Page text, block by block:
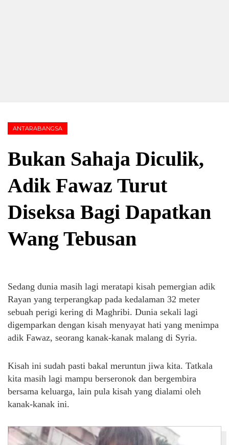
ANTARABANGSA
Bukan Sahaja Diculik,
Adik Fawaz Turut
Diseksa Bagi Dapatkan
Wang Tebusan
Sedang dunia masih lagi meratapi kisah pemergian adik
Rayan yang terperangkap pada kedalaman 32 meter
sebuah perigi kering di Maghribi. Dunia sekali lagi
digemparkan dengan kisah menyayat hati yang menimpa
adik Fawaz, seorang kanak-kanak malang di Syria.
Kisah ini sudah pasti bakal meruntun jiwa kita. Tatkala
kita masih lagi mampu berseronok dan bergembira
bersama keluarga, lain pula kisah yang dialami oleh
kanak-kanak ini.